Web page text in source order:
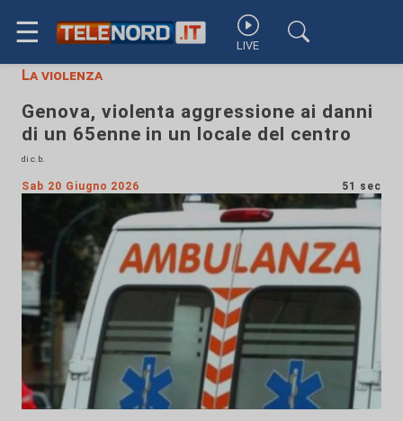
☰ LIVE
La violenza
Genova, violenta aggressione ai danni
di un 65enne in un locale del centro
di c.b.
Sab 20 Giugno 2026 51 sec